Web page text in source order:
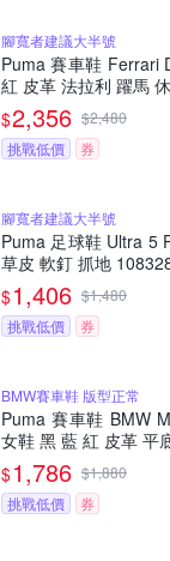
腳寬者建議大半號
Puma 賽車鞋 Ferrari
紅 皮革 法拉利 躍馬
$2,356 $2,480
挑戰低價
券
腳寬者建議大半號
Puma 足球鞋 Ultra 5
草皮 軟釘 抓地
$1,406 $1,480
挑戰低價
券
BMW賽車鞋 版型正常
Puma 賽車鞋 BMW
女鞋 黑 藍 紅 皮革 平
$1,786 $1,880
挑戰低價
券